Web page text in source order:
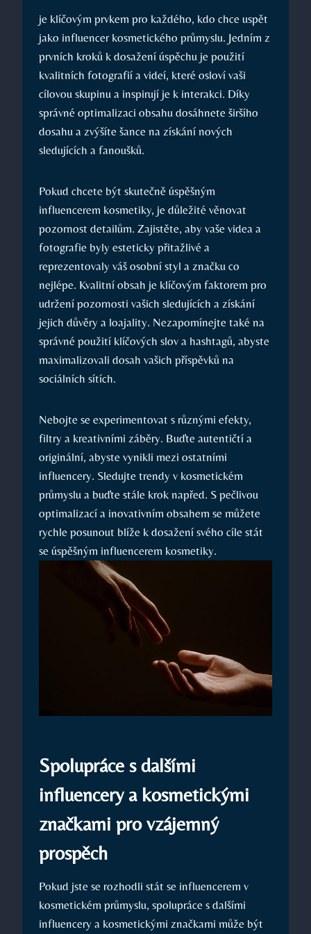
je klíčovým prvkem pro každého, kdo chce uspět
jako influencer kosmetického průmyslu. Jedním z
prvních kroků k dosažení úspěchu je použití
kvalitních fotografií a videí, které osloví vaši
cílovou skupinu a inspirují je k interakci. Díky
správné optimalizaci obsahu dosáhnete širšího
dosahu a zvýšíte šance na získání nových
sledujících a fanoušků.
Pokud chcete být skutečně úspěšným
influencerem kosmetiky, je důležité věnovat
pozornost detailům. Zajistěte, aby vaše videa a
fotografie byly esteticky přitažlivé a
reprezentovaly váš osobní styl a značku co
nejlépe. Kvalitní obsah je klíčovým faktorem pro
udržení pozornosti vašich sledujících a získání
jejich důvěry a loajality. Nezapomínejte také na
správné použití klíčových slov a hashtagů, abyste
maximalizovali dosah vašich příspěvků na
sociálních sítích.
Nebojte se experimentovat s různými efekty,
filtry a kreativními záběry. Buďte autentičtí a
originální, abyste vynikli mezi ostatními
influencery. Sledujte trendy v kosmetickém
průmyslu a buďte stále krok napřed. S pečlivou
optimalizací a inovativním obsahem se můžete
rychle posunout blíže k dosažení svého cíle stát
se úspěšným influencerem kosmetiky.
Spolupráce s dalšími
influencery a kosmetickými
značkami pro vzájemný
prospěch
Pokud jste se rozhodli stát se influencerem v
kosmetickém průmyslu, spolupráce s dalšími
influencery a kosmetickými značkami může být